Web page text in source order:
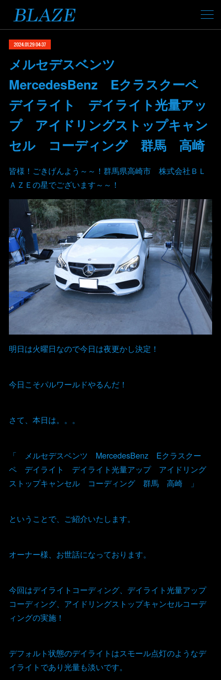
2024.01.29 04:37
メルセデスベンツ
MercedesBenz Eクラスクーペ
デイライト デイライト光量アッ
プ アイドリングストップキャン
セル コーディング 群馬 高崎
皆様！ごきげんよう～～！群馬県高崎市 株式会社ＢＬ
ＡＺＥの星でございます～～！
明日は火曜日なので今日は夜更かし決定！
今日こそパルワールドやるんだ！
さて、本日は。。。
「 メルセデスベンツ MercedesBenz Eクラスクー
ペ デイライト デイライト光量アップ アイドリング
ストップキャンセル コーディング 群馬 高崎 」
ということで、ご紹介いたします。
オーナー様、お世話になっております。
今回はデイライトコーディング、デイライト光量アップ
コーディング、アイドリングストップキャンセルコーデ
ィングの実施！
デフォルト状態のデイライトはスモール点灯のようなデ
イライトであり光量も淡いです。